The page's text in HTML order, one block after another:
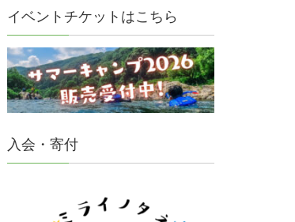
イベントチケットはこちら
入会・寄付